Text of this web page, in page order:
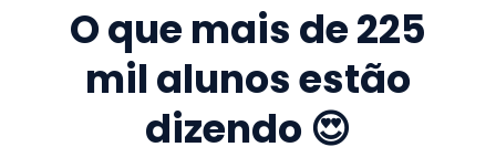
O que mais de225
mil alunos estão
dizendo 😍